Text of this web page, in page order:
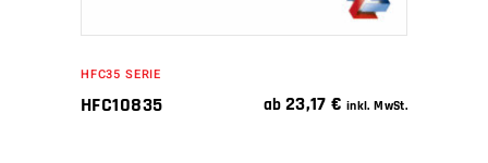
HFC35 SERIE
HFC10835 ab 23,17€ inkl. MwSt.